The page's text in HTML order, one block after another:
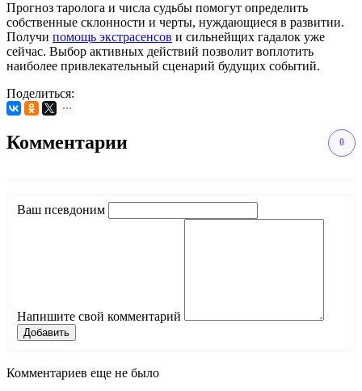
Прогноз таролога и числа судьбы помогут определить
собственные склонности и черты, нуждающиеся в развитии.
Получи помощь экстрасенсов и сильнейщих гадалок уже
сейчас. Выбор активных действий позволит воплотить
наиболее привлекательный сценарий будущих событий.
Поделиться:
Комментарии 0
Ваш псевдоним
Напишите свой комментарий
Добавить
Комментариев еще не было